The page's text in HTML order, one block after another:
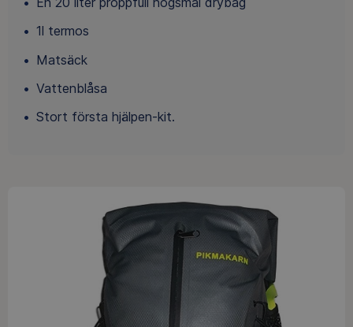
1l termos
Matsäck
Vattenblåsa
Stort första hjälpen-kit.